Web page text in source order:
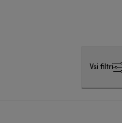
Vsi filtri